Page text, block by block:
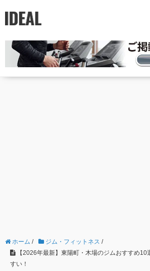
ホーム / ジム・フィットネス /
【2026年最新】東陽町・木場のジムおすすめ
すい！